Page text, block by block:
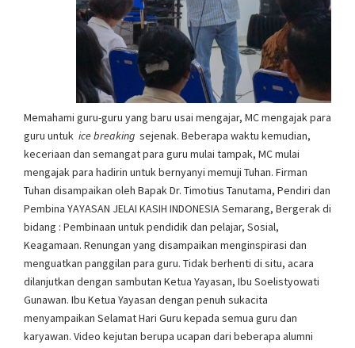
Memahami guru-guru yang baru usai mengajar, MC mengajak para
guru untuk ice breaking sejenak. Beberapa waktu kemudian,
keceriaan dan semangat para guru mulai tampak, MC mulai
mengajak para hadirin untuk bernyanyi memuji Tuhan. Firman
Tuhan disampaikan oleh Bapak Dr. Timotius Tanutama, Pendiri dan
Pembina YAYASAN JELAI KASIH INDONESIA Semarang, Bergerak di
bidang : Pembinaan untuk pendidik dan pelajar, Sosial,
Keagamaan. Renungan yang disampaikan menginspirasi dan
menguatkan panggilan para guru. Tidak berhenti di situ, acara
dilanjutkan dengan sambutan Ketua Yayasan, Ibu Soelistyowati
Gunawan. Ibu Ketua Yayasan dengan penuh sukacita
menyampaikan Selamat Hari Guru kepada semua guru dan
karyawan. Video kejutan berupa ucapan dari beberapa alumni